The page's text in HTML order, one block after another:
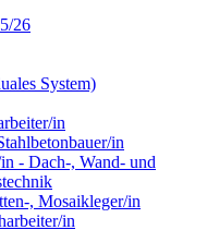
26
System)
in
in
- Dach-, Wand- und
, Mosaikleger/in
in